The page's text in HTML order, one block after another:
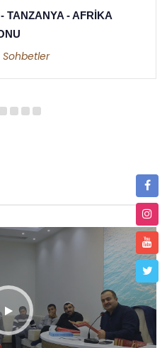
HİDAYET MEKTEBİ 2026 İFTAR
TANZANYA - AFRİKA
HİDAYET MEKTEBİ /